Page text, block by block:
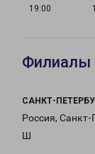
19:00
Филиалы
САНКТ-
Россия, Санкт-
Ш